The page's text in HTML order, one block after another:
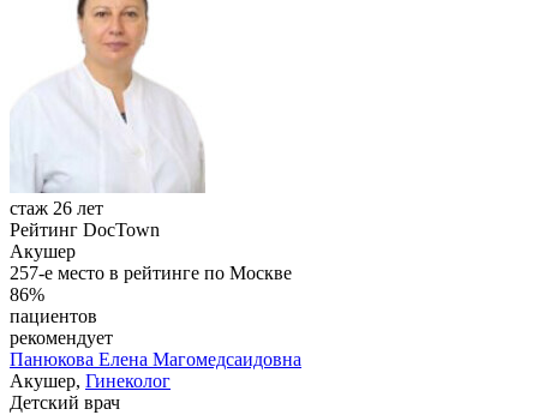
стаж 26 лет
Рейтинг DocTown
Акушер
257-е место в рейтинге по Москве
86%
пациентов
рекомендует
Панюкова Елена Магомедсаидовна
Акушер, Гинеколог
Детский врач